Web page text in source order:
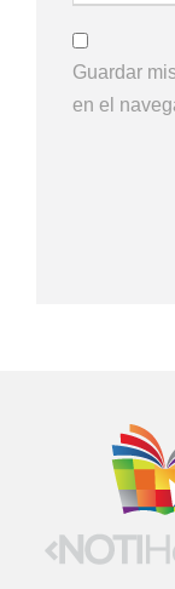
Guardar
en el